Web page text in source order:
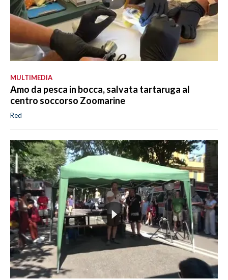
MULTIMEDIA
Amo da pesca in bocca, salvata tartaruga al
centro soccorso Zoomarine
Red